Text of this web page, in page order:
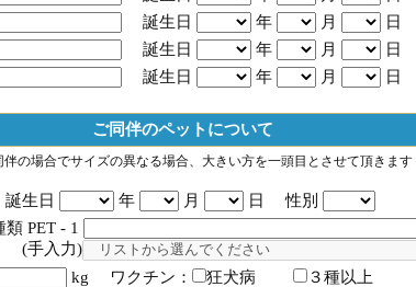
誕生日 年 月
日
誕生日 年 月
日
誕生日 年 月 日
ご同伴のペットについて
の場合でサイズの異なる場合、大きい方を一頭目とさせて頂きます
生日 年 月
日 性別
PET - 1
)
kg ワクチン： 狂犬病 ３種以上